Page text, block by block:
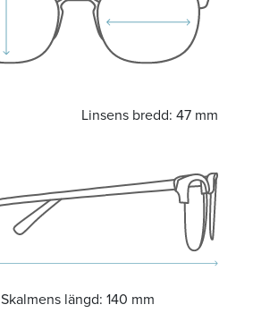
Linsens bredd: 47 mm
Skalmens längd: 140 mm